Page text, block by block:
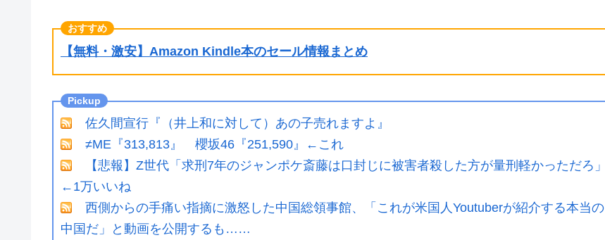
【無料・激安】Amazon Kindle本のセール情報まとめ
佐久間宣行『（井上和に対して）あの子売れますよ』
≠ME『313,813』 櫻坂46『251,590』←これ
【悲報】Z世代「求刑7年のジャンポケ斎藤は口封じに被害者殺した方が量刑軽かっただろ」
←1万いいね
西側からの手痛い指摘に激怒した中国総領事館、「これが米国人Youtuberが紹介する本当の
中国だ」と動画を公開するも……